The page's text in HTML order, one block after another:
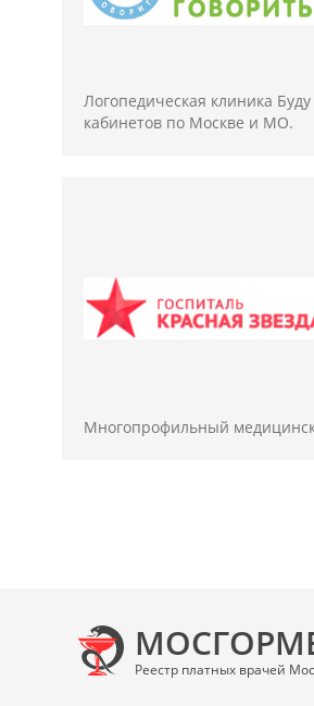
Логопедическая клиника
кабинетов по Москве и МО.
Многопрофильный
Реестр платных врачей